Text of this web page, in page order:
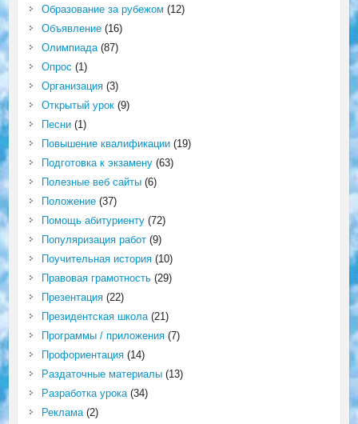
Образование за рубежом (12)
Объявление(16)
Олимпиада(87)
Опрос (1)
Организация(3)
Открытый урок(9)
Песни(1)
Повышение квалификации(19)
Подготовка к экзамену(63)
Полезные веб сайты(6)
Положение(37)
Помощь абитуриенту(72)
Популяризация работ(9)
Поучительная история(10)
Правовая грамотность(29)
Презентация(22)
Президентская школа(21)
Программы / приложения(7)
Профориентация(14)
Раздаточные материалы(13)
Разработка урока(34)
Реклама(2)